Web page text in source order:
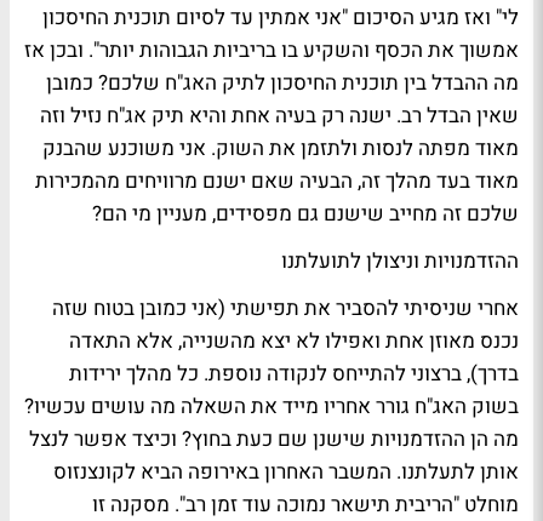
לי" ואז מגיע הסיכום "אני אמתין עד לסיום תוכנית החיסכון
אמשוך את הכסף והשקיע בו בריביות הגבוהות יותר". ובכן אז
מה ההבדל בין תוכנית החיסכון לתיק האג"ח שלכם? כמובן
שאין הבדל רב. ישנה רק בעיה אחת והיא תיק אג"ח נזיל וזה
מאוד מפתה לנסות ולתזמן את השוק. אני משוכנע שהבנק
מאוד בעד מהלך זה, הבעיה שאם ישנם מרוויחים מהמכירות
שלכם זה מחייב שישנם גם מפסידים, מעניין מי הם?
ההזדמנויות וניצולן לתועלתנו
אחרי שניסיתי להסביר את תפישתי (אני כמובן בטוח שזה
נכנס מאוזן אחת ואפילו לא יצא מהשנייה, אלא התאדה
בדרך), ברצוני להתייחס לנקודה נוספת. כל מהלך ירידות
בשוק האג"ח גורר אחריו מייד את השאלה מה עושים עכשיו?
מה הן ההזדמנויות שישנן שם כעת בחוץ? וכיצד אפשר לנצל
אותן לתעלתנו. המשבר האחרון באירופה הביא לקונצנזוס
מוחלט "הריבית תישאר נמוכה עוד זמן רב". מסקנה זו